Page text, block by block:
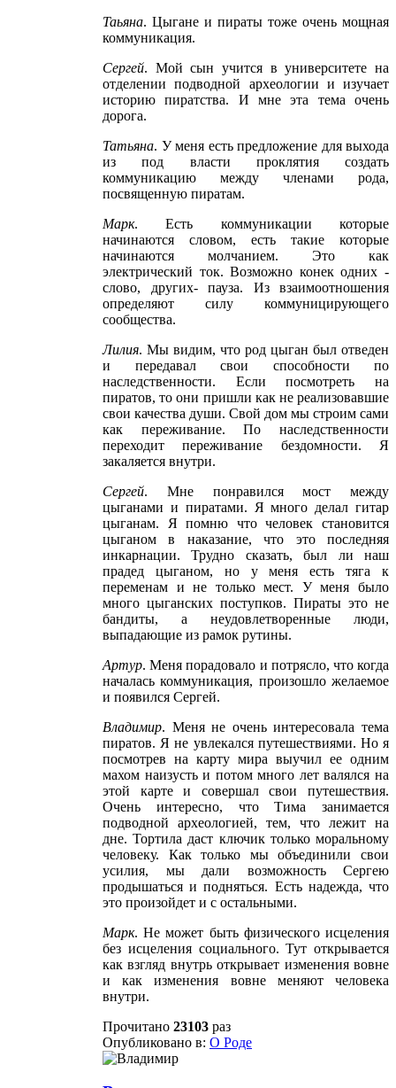
Таьяна. Цыгане и пираты тоже очень мощная
коммуникация.
Сергей. Мой сын учится в университете на
отделении подводной археологии и изучает
историю пиратства. И мне эта тема очень
дорога.
Татьяна. У меня есть предложение для выхода
из под власти проклятия создать
коммуникацию между членами рода,
посвященную пиратам.
Марк. Есть коммуникации которые
начинаются словом, есть такие которые
начинаются молчанием. Это как
электрический ток. Возможно конек одних -
слово, других- пауза. Из взаимоотношения
определяют силу коммуницирующего
сообщества.
Лилия. Мы видим, что род цыган был отведен
и передавал свои способности по
наследственности. Если посмотреть на
пиратов, то они пришли как не реализовавшие
свои качества души. Свой дом мы строим сами
как переживание. По наследственности
переходит переживание бездомности. Я
закаляется внутри.
Сергей. Мне понравился мост между
цыганами и пиратами. Я много делал гитар
цыганам. Я помню что человек становится
цыганом в наказание, что это последняя
инкарнации. Трудно сказать, был ли наш
прадед цыганом, но у меня есть тяга к
переменам и не только мест. У меня было
много цыганских поступков. Пираты это не
бандиты, а неудовлетворенные люди,
выпадающие из рамок рутины.
Артур. Меня порадовало и потрясло, что когда
началась коммуникация, произошло желаемое
и появился Сергей.
Владимир. Меня не очень интересовала тема
пиратов. Я не увлекался путешествиями. Но я
посмотрев на карту мира выучил ее одним
махом наизусть и потом много лет валялся на
этой карте и совершал свои путешествия.
Очень интересно, что Тима занимается
подводной археологией, тем, что лежит на
дне. Тортила даст ключик только моральному
человеку. Как только мы объединили свои
усилия, мы дали возможность Сергею
продышаться и подняться. Есть надежда, что
это произойдет и с остальными.
Марк. Не может быть физического исцеления
без исцеления социального. Тут открывается
как взгляд внутрь открывает изменения вовне
и как изменения вовне меняют человека
внутри.
Прочитано 23103 раз
Опубликовано в: О Роде